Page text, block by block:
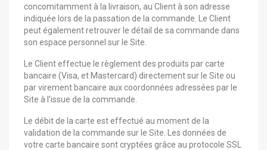
concomitamment à la livraison, au Client à son adresse
indiquée lors de la passation de la commande. Le Client
peut également retrouver le détail de sa commande dans
son espace personnel sur le Site.
Le Client effectue le règlement des produits par carte
bancaire (Visa, et Mastercard) directement sur le Site ou
par virement bancaire aux coordonnées adressées par le
Site à l’issue de la commande.
Le débit de la carte est effectué au moment de la
validation de la commande sur le Site. Les données de
votre carte bancaire sont cryptées grâce au protocole SSL